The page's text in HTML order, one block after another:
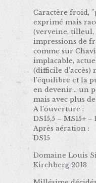
Caractère froid,
exprimé mais
(verveine, tilleul,
impressions de
comme sur
implacable,
(difficile d’accès)
l’équilibre et la
en devenir… un
mais avec plus
A l’ouverture :
DS15,5 – MS15+ –
Après aération :
DS15
Domaine Louis
Kirchberg 2013